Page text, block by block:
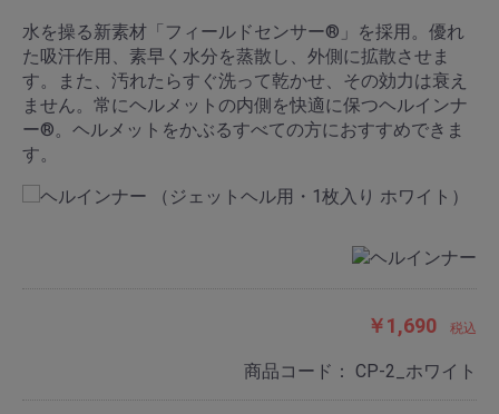
水を操る新素材「フィールドセンサー®」を採用。優れ
た吸汗作用、素早く水分を蒸散し、外側に拡散させま
す。また、汚れたらすぐ洗って乾かせ、その効力は衰え
ません。常にヘルメットの内側を快適に保つヘルインナ
ー®。ヘルメットをかぶるすべての方におすすめできま
す。
￥1,690 税込
商品コード： CP-2_ホワイト